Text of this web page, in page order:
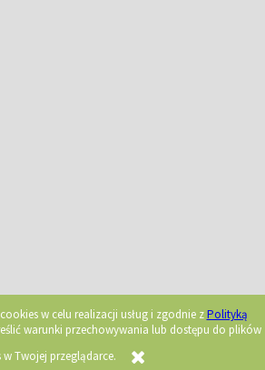
w celu realizacji usług i zgodnie zPolityką
warunki przechowywania lub dostępu do plików
w Twojej przeglądarce.